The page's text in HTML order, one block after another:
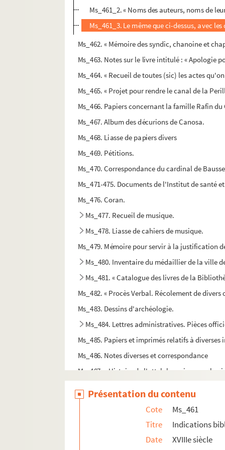
Ms_461_2. « Noms des auteurs, noms de
Ms_461_3. Le même que ci-dessus, avec
Ms_462. « Mémoire des syndic, chanoine et
Ms_463. Notes sur le livre intitulé : « Apologie
Ms_464. « Recueil de toutes (sic) les actes
Ms_465. « Projet pour rendre le canal de la
Ms_466. Papiers concernant la famille Rafin
Ms_467. Album des décurions de Canosa.
Ms_468. Liasse de papiers divers
Ms_469. Pétitions.
Ms_470. Correspondance du cardinal de
Ms_471-475. Documents de l'Institut de santé
Ms_476. Coran.
Ms_477. Recueil de musique.
Ms_478. Liasse de cahiers de musique.
Ms_479. Mémoire pour servir à la justification
Ms_480. Inventaire du médaillier de la ville
Ms_481. « Catalogue des livres de la
Ms_482. « Procès Verbal. Récolement de
Ms_483. Dessins d'archéologie.
Ms_484. Lettres administratives. Pièces
Ms_485. Papiers et imprimés relatifs à
Ms_486. Notes diverses et correspondance
Ms_487. « Histoire de l'attelabe qui ravage la
Ms_488_2. « Notice sur la mouche keiroun ou
Présentation du contenu
Cote
Ms_461
Titre
Indications
Date
XVIIIe siècle